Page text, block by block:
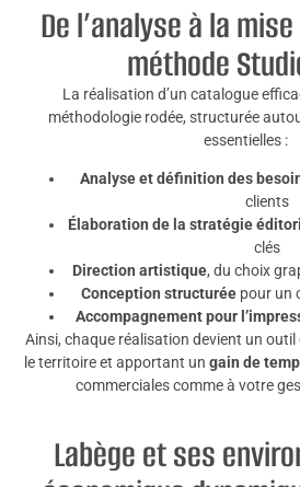
De l’analyse à la
méthode
La réalisation d’un catalogue
méthodologie rodée, structurée
essentielles :
Analyse et définition des
clients
Élaboration de la stratégie
clés
Direction artistique, du choix
Conception structuréepour un
Accompagnement pour
Ainsi, chaque réalisation devient un
le territoire et apportant un gain de
commerciales comme à votre
Labège et ses